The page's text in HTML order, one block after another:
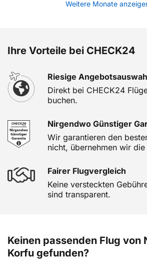
Weitere Monate
Ihre Vorteile bei CHECK24
Riesige
Direkt bei CHECK24
buchen.
Nirgendwo Günstiger
Wir garantieren den
nicht, übernehmen wir
Fairer Flugvergleich
Keine versteckten
sind transparent.
Keinen passenden Flug von
Korfu gefunden?